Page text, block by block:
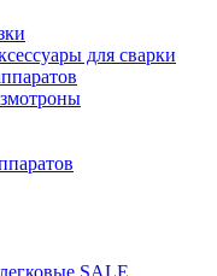
для сварки
SALE